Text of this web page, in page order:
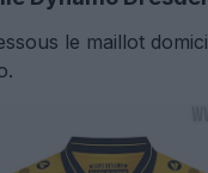
le maillot